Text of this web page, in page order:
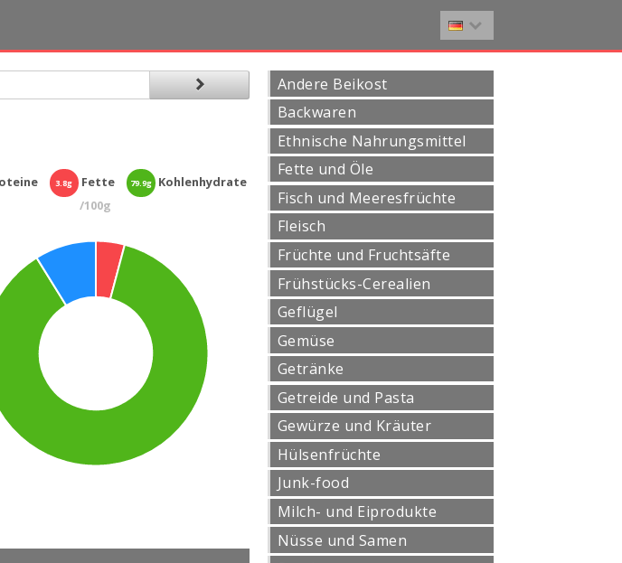
3.8g Fette 79.9g
Kohlenhydrate
/100g
Andere Beikost
Backwaren
Ethnische Nahrungsmittel
Fette und Öle
Fisch und Meeresfrüchte
Fleisch
Früchte und Fruchtsäfte
Frühstücks-Cerealien
Geflügel
Gemüse
Getränke
Getreide und Pasta
Gewürze und Kräuter
Hülsenfrüchte
Junk-food
Milch- und Eiprodukte
Nüsse und Samen